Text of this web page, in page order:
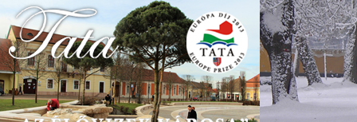
Jump to navigation